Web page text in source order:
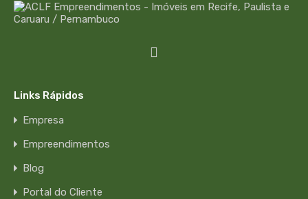
Links Rápidos
Empresa
Empreendimentos
Blog
Portal do Cliente